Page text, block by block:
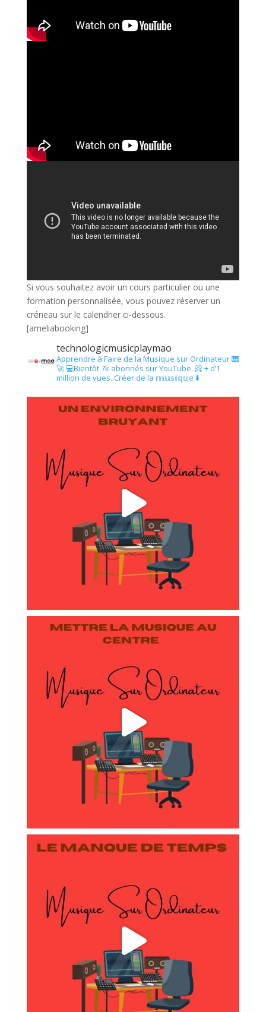
Si vous souhaitez avoir un cours particulier ou une
formation personnalisée, vous pouvez réserver un
créneau sur le calendrier ci-dessous.
[ameliabooking]
technologicmusicplaymao
Apprendre à Faire de la Musique sur Ordinateur 🎹
🚀 💻Bientôt 7k abonnés sur YouTube. 📀 + d’1
million de vues. Créer de la 𝕞𝕦𝕤𝕚𝕢𝕦𝕖 ⬇️